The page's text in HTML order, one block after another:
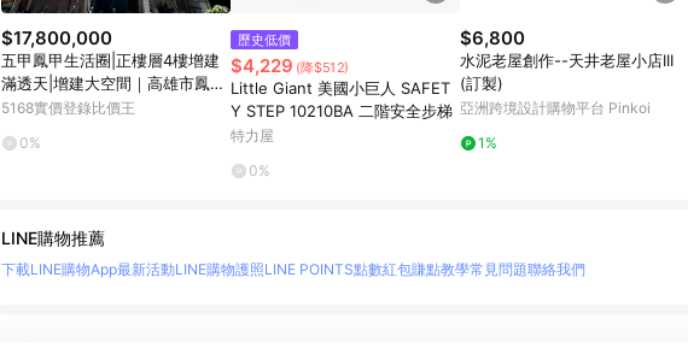
$17,800,000
五甲鳳甲生活圈|正樓層4樓增建
滿透天|增建大空間｜高雄市鳳山
區三商街
5168實價登錄比價王
0%
歷史低價
$4,229 (降$512)
Little Giant 美國小巨人 SAFET
Y STEP 10210BA 二階安全步梯
特力屋
0%
$6,800
水泥老屋創作--天井老屋小店III
(訂製)
亞洲跨境設計購物平台 Pinkoi
1%
LINE購物推薦
下載LINE購物App最新活動LINE購物護照LINE POINTS點數紅包賺點教學常見問題聯絡我們